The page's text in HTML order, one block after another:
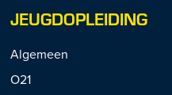
JEUGDOPLEIDING
Algemeen
O21